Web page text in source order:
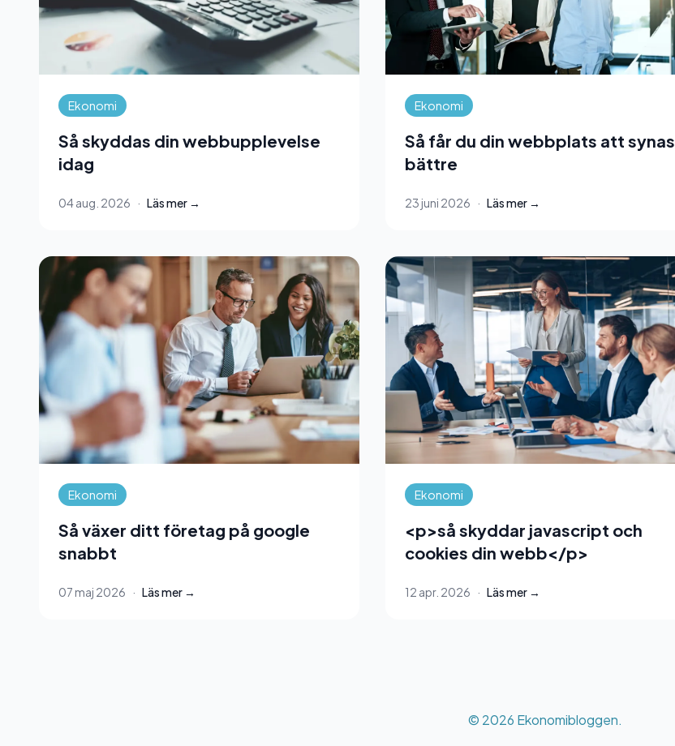
Ekonomi
Så skyddas din webbupplevelse
idag
04 aug. 2026 · Läs mer →
Ekonomi
Så får du din webbplats att synas
bättre
23 juni 2026 · Läs mer →
Ekonomi
Så växer ditt företag på google
snabbt
07 maj 2026 · Läs mer →
Ekonomi
<p>så skyddar javascript och
cookies din webb</p>
12 apr. 2026 · Läs mer →
© 2026 Ekonomibloggen.